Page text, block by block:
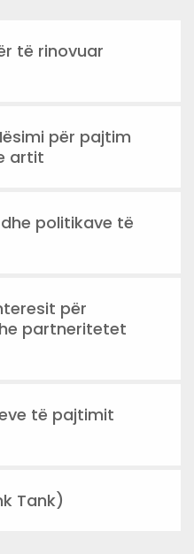
të rinovuar
për pajtim
artit
politikave të
për
partneritetet
të pajtimit
Tank)